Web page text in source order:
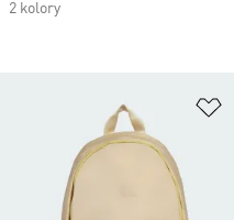
2 kolory